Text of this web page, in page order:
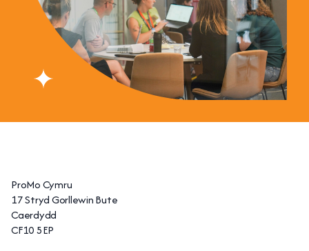
ProMo Cymru
17 Stryd Gorllewin Bute
Caerdydd
CF10 5EP